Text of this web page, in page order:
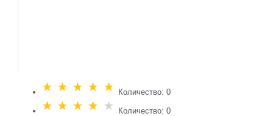
Количество: 0
Количество: 0